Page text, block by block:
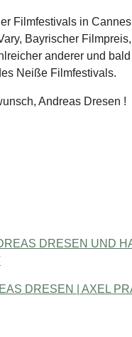
Filmfestivals in
Bayrischer
anderer und
Neiße Filmfestivals.
Andreas Dresen !
DRESEN UND
DRESEN | AXEL